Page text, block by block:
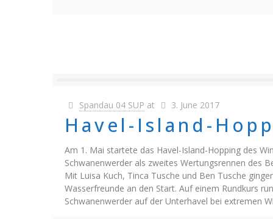
Spandau 04 SUP at 3. June 2017
Havel-Island-
Am 1. Mai startete das Havel-Island-Hopping des
Schwanenwerder als zweites Wertungsrennen des
Mit Luisa Kuch, Tinca Tusche und Ben Tusche
Wasserfreunde an den Start. Auf einem Rundkurs
Schwanenwerder auf der Unterhavel bei extremen